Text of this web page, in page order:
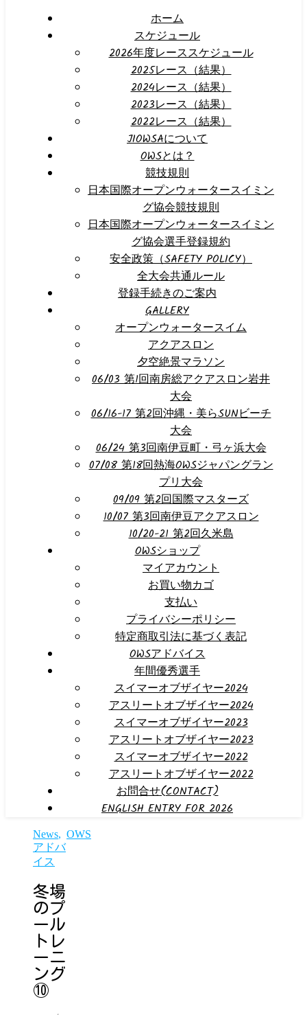
ホーム
スケジュール
2026年度レーススケジュール
2025レース（結果）
2024レース（結果）
2023レース（結果）
2022レース（結果）
JIOWSAについて
OWSとは？
競技規則
日本国際オープンウォータースイミン
グ協会競技規則
日本国際オープンウォータースイミン
グ協会選手登録規約
安全政策（SAFETY POLICY）
全大会共通ルール
登録手続きのご案内
GALLERY
オープンウォータースイム
アクアスロン
夕空絶景マラソン
06/03 第1回南房総アクアスロン岩井
大会
06/16-17 第2回沖縄・美らSUNビーチ
大会
06/24 第3回南伊豆町・弓ヶ浜大会
07/08 第18回熱海OWSジャパングラン
プリ大会
09/09 第2回国際マスターズ
10/07 第3回南伊豆アクアスロン
10/20-21 第2回久米島
OWSショップ
マイアカウント
お買い物カゴ
支払い
プライバシーポリシー
特定商取引法に基づく表記
OWSアドバイス
年間優秀選手
スイマーオブザイヤー2024
アスリートオブザイヤー2024
スイマーオブザイヤー2023
アスリートオブザイヤー2023
スイマーオブザイヤー2022
アスリートオブザイヤー2022
お問合せ(CONTACT)
ENGLISH ENTRY FOR 2026
News, OWS
アドバ
イス
冬場
のプ
ール
トレ
ーニ
ング
⑩